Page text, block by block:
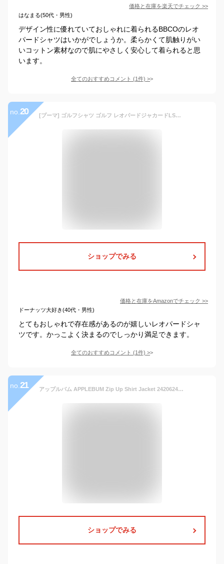
価格と在庫を楽天でチェック >>
はなまる(50代・男性)
デザイン性に優れていておしゃれに着られるBBCOのレオ
パードシャツはいかがでしょうか。柔らかくて肌触りがい
いコットン素材なので肌にやさしく安心して着られると思
います。
全てのおすすめコメント (1件) >
no. 20 [プーマ] ゴルフシャツ ゴルフ レオパードジャカードLSポロシャツ メンズ ディープネイビー
ショップでみる
価格と在庫をAmazonでチェック >>
ドーナッツ大好き(40代・男性)
とてもおしゃれで存在感があるのが嬉しいレオパードシャ
ツです。かっこよく決まるのでしっかり満足できます。
全てのおすすめコメント (1件) >
no. 21 アップルバム APPLEBUM Zip Up Shirt Jacket 2420624 メンズ ジャケット ジップジャケット シャツジャケット レオパード柄 送料無料 ストリート
ショップでみる